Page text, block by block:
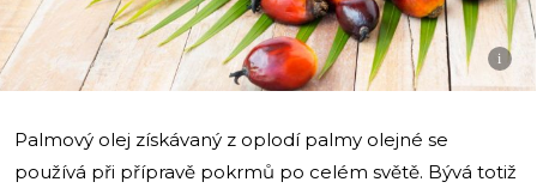
i
Palmový olej získávaný z oplodí palmy olejné se
používá při přípravě pokrmů po celém světě. Bývá totiž